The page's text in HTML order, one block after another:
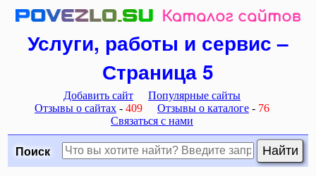
Услуги, работы и сервис –
Страница 5
Добавить сайт
Популярные сайты
Отзывы о сайтах - 409 Отзывы о каталоге - 76
Связаться с нами
Поиск